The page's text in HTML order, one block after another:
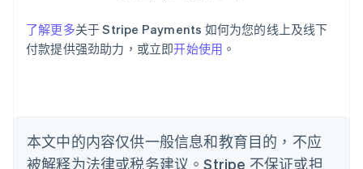
了解更多关于 Stripe Payments 如何为您的线上及线下
付款提供强劲助力，或立即开始使用 。
本文中的内容仅供一般信息和教育目的，不应
被解释为法律或税务建议。Stripe 不保证或担
Português English
保加利亚
English
丹麦
English